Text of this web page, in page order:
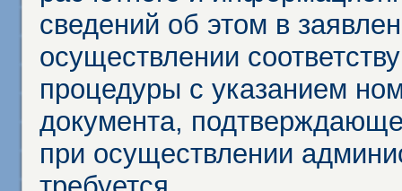
сведений об этом в
осуществлении
процедуры с указанием
документа,
при осуществлении